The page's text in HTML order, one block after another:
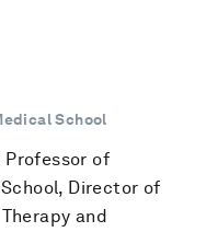
School
Professor of
Director of
and